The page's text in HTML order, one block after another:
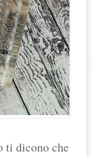
ti dicono che